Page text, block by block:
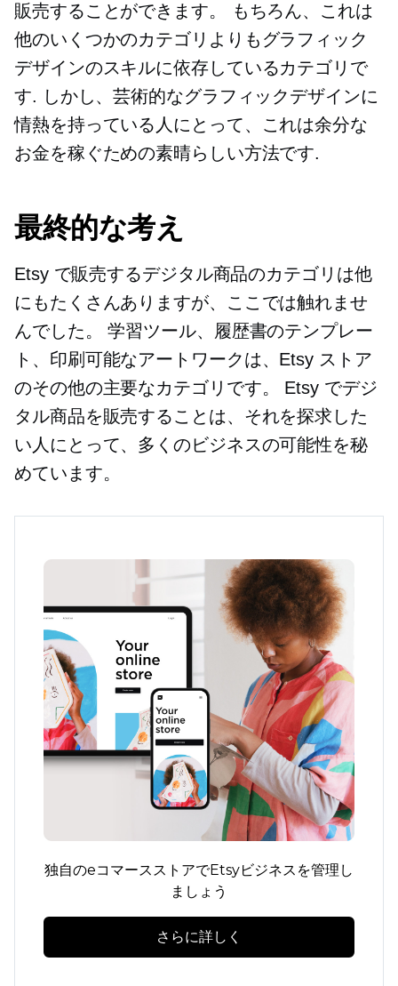
販売することができます。 もちろん、これは
他のいくつかのカテゴリよりもグラフィック
デザインのスキルに依存しているカテゴリで
す. しかし、芸術的なグラフィックデザインに
情熱を持っている人にとって、これは余分な
お金を稼ぐための素晴らしい方法です.
最終的な考え
Etsy で販売するデジタル商品のカテゴリは他
にもたくさんありますが、ここでは触れませ
んでした。 学習ツール、履歴書のテンプレー
ト、印刷可能なアートワークは、Etsy ストア
のその他の主要なカテゴリです。 Etsy でデジ
タル商品を販売することは、それを探求した
い人にとって、多くのビジネスの可能性を秘
めています。
独自のeコマースストアでEtsyビジネスを管理し
ましょう
さらに詳しく